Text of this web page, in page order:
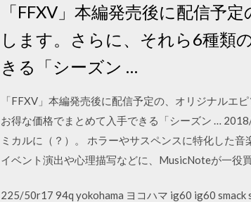
「FFXV」本編発売後に配信予
します。さらに、それら6種類
きる「シーズン …
「FFXV」本編発売後に配信予定の、オリジナルエ
お得な価格でまとめて入手できる「シーズン …
ミカルに（？）。 ホラーやサスペンスに特化した
イベント演出や心理描写などに、MusicNoteが一役
225/50r17 94q yokohama ヨコハマ ig60 ig60